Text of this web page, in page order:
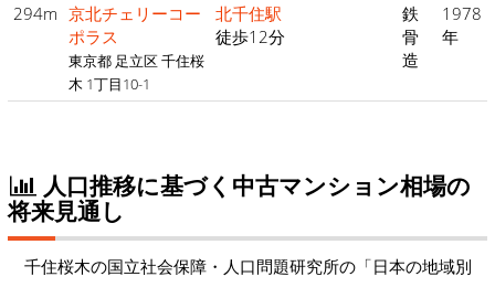
294m 京北チェリーコー
ポラス
東京都 足立区 千住桜
木 1丁目10-1
北千住駅
徒歩12分
鉄
骨
造
1978
年
人口推移に基づく中古マンション相場の
将来見通し
千住桜木の国立社会保障・人口問題研究所の「日本の地域別